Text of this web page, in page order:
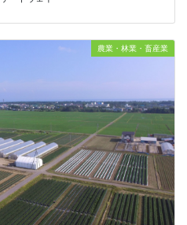
農業・林業・畜産業